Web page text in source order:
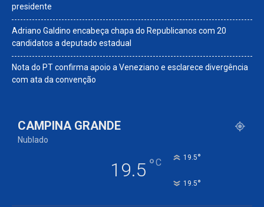
presidente
Adriano Galdino encabeça chapa do Republicanos com 20
candidatos a deputado estadual
Nota do PT confirma apoio a Veneziano e esclarece divergência
com ata da convenção
CAMPINA GRANDE
Nublado
19.5 °C 19.5°
19.5°